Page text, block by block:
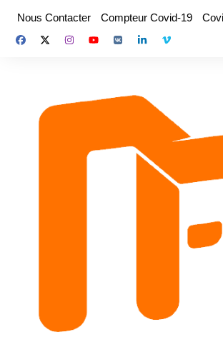
contenu
Nous Contacter Compteur Covid-19